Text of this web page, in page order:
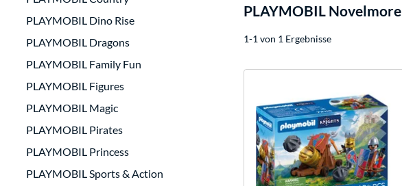
PLAYMOBIL Dino Rise
PLAYMOBIL Dragons
PLAYMOBIL Family Fun
PLAYMOBIL Figures
PLAYMOBIL Magic
PLAYMOBIL Pirates
PLAYMOBIL Princess
PLAYMOBIL Sports & Action
PLAYMOBIL Novelmore
1-1 von 1 Ergebnisse